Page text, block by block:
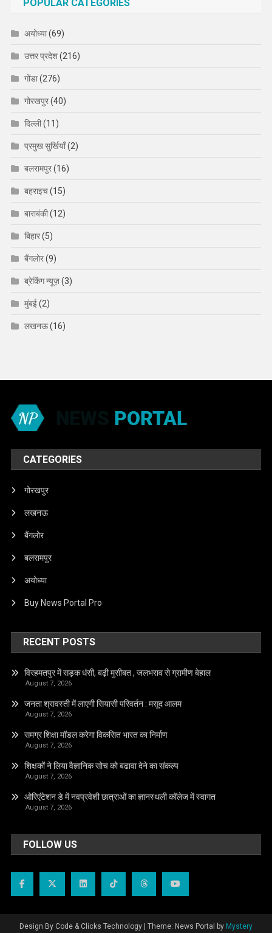
POPULAR CATEGORIES
अयोध्या(69)
उत्तर प्रदेश(216)
गोंडा(276)
गोरखपुर(40)
दिल्ली(11)
प्रमुख सुर्खियाँ(2)
बलरामपुर(16)
बहराइच(15)
बाराबंकी(12)
बिहार(5)
बैंगलोर(9)
ब्रेकिंग न्यूज़(3)
मुंबई(2)
लखनऊ(16)
CATEGORIES
गोरखपुर
लखनऊ
बैंगलोर
बलरामपुर
अयोध्या
Buy News Portal Pro
RECENT POSTS
विरहमतपुर में सड़क धंसी, बढ़ी मुसीबत , जलभराव से ग्रामीण बेहाल
August 7, 2026
जनता श्रावस्ती में लाएगी सियासी परिवर्तन : मसूद आलम
August 7, 2026
समग्र शिक्षा मॉडल करेगा विकसित भारत का निर्माण
August 7, 2026
शिक्षकों ने लिया वैज्ञानिक सोच को बढावा देने का संकल्प
August 7, 2026
ओरिएंटेशन डे में नवप्रवेशी छात्राओं का ज्ञानस्थली कॉलेज में स्वागत
August 7, 2026
FOLLOW US
Design By Code & Clicks Technology | Theme: News Portal by Mystery